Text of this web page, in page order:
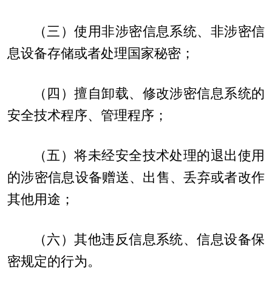
（三）使用非涉密信息系统、非涉密信
息设备存储或者处理国家秘密；
（四）擅自卸载、修改涉密信息系统的
安全技术程序、管理程序；
（五）将未经安全技术处理的退出使用
的涉密信息设备赠送、出售、丢弃或者改作
其他用途；
（六）其他违反信息系统、信息设备保
密规定的行为。